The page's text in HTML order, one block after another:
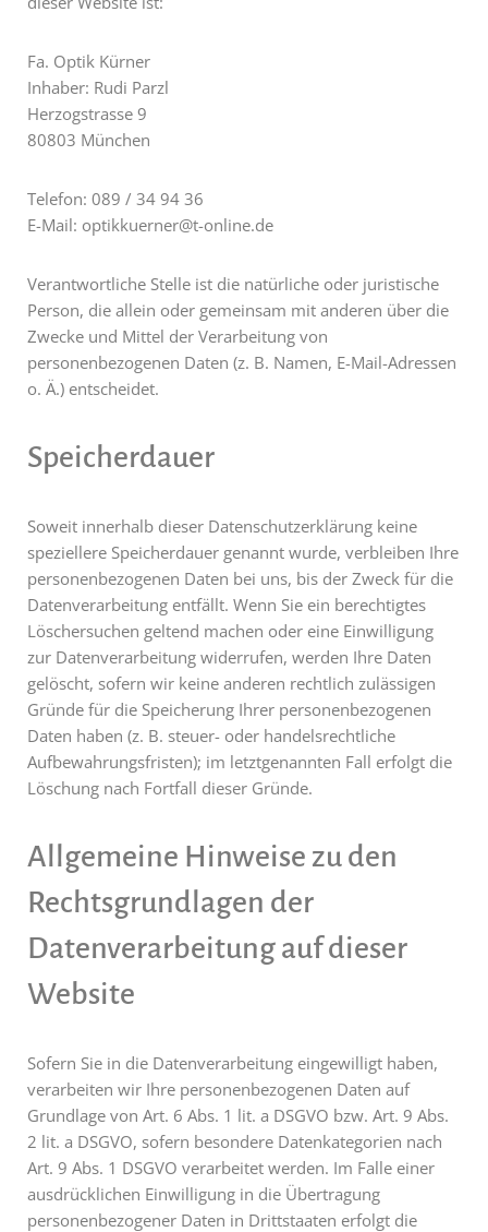
Fa. Optik Kürner
Inhaber: Rudi Parzl
Herzogstrasse 9
80803 München
Telefon: 089 / 34 94 36
E-Mail: optikkuerner@t-online.de
Verantwortliche Stelle ist die natürliche oder juristische
Person, die allein oder gemeinsam mit anderen über die
Zwecke und Mittel der Verarbeitung von
personenbezogenen Daten (z. B. Namen, E-Mail-Adressen
o. Ä.) entscheidet.
Speicherdauer
Soweit innerhalb dieser Datenschutzerklärung keine
speziellere Speicherdauer genannt wurde, verbleiben Ihre
personenbezogenen Daten bei uns, bis der Zweck für die
Datenverarbeitung entfällt. Wenn Sie ein berechtigtes
Löschersuchen geltend machen oder eine Einwilligung
zur Datenverarbeitung widerrufen, werden Ihre Daten
gelöscht, sofern wir keine anderen rechtlich zulässigen
Gründe für die Speicherung Ihrer personenbezogenen
Daten haben (z. B. steuer- oder handelsrechtliche
Aufbewahrungsfristen); im letztgenannten Fall erfolgt die
Löschung nach Fortfall dieser Gründe.
Allgemeine Hinweise zu den
Rechtsgrundlagen der
Datenverarbeitung auf dieser
Website
Sofern Sie in die Datenverarbeitung eingewilligt haben,
verarbeiten wir Ihre personenbezogenen Daten auf
Grundlage von Art. 6 Abs. 1 lit. a DSGVO bzw. Art. 9 Abs.
2 lit. a DSGVO, sofern besondere Datenkategorien nach
Art. 9 Abs. 1 DSGVO verarbeitet werden. Im Falle einer
ausdrücklichen Einwilligung in die Übertragung
personenbezogener Daten in Drittstaaten erfolgt die